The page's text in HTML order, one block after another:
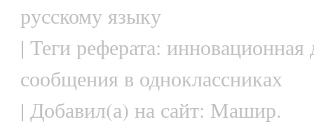
русскому языку
| Теги реферата: инновационная
сообщения в одноклассниках
| Добавил(а) на сайт: Машир.